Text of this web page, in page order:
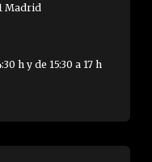
Madrid
h y de 15:30 a 17 h